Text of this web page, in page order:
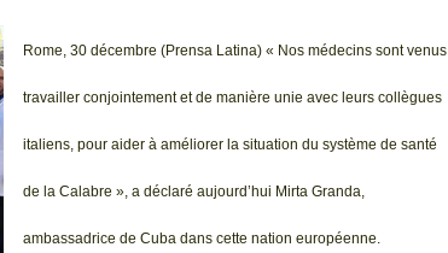
Rome, 30 décembre (Prensa Latina) « Nos médecins sont venus
travailler conjointement et de manière unie avec leurs collègues
italiens, pour aider à améliorer la situation du système de santé
de la Calabre », a déclaré aujourd’hui Mirta Granda,
ambassadrice de Cuba dans cette nation européenne.